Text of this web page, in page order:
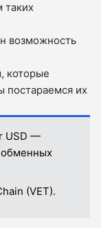
таких
возможность
которые
постараемся их
USD —
(VET).